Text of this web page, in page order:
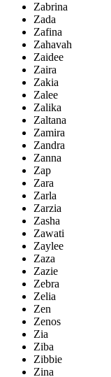
Zabrina
Zada
Zafina
Zahavah
Zaidee
Zaira
Zakia
Zalee
Zalika
Zaltana
Zamira
Zandra
Zanna
Zap
Zara
Zarla
Zarzia
Zasha
Zawati
Zaylee
Zaza
Zazie
Zebra
Zelia
Zen
Zenos
Zia
Ziba
Zibbie
Zina